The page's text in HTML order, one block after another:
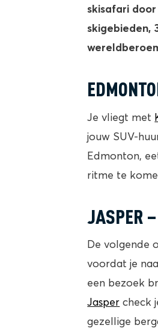
skisafari
skigebieden,
Je vliegt met
jouw SUV-
Edmonton,
ritme te
JASPER
De volgende
voordat je
een bezoek
Jasper check
gezellige